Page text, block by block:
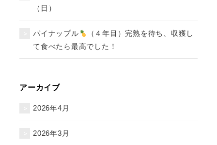
（日）
パイナップル
（４年目）完熟を待ち、収獲し
て食べたら最高でした！
アーカイブ
2026年4月
2026年3月